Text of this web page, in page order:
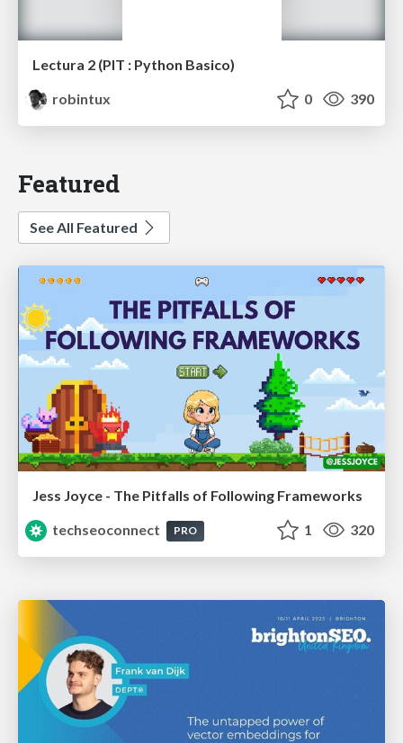
Lectura 2 (PIT : Python Basico)
robintux
0 390
Featured
See All Featured
Jess Joyce - The Pitfalls of Following Frameworks
techseoconnect
PRO 1 320